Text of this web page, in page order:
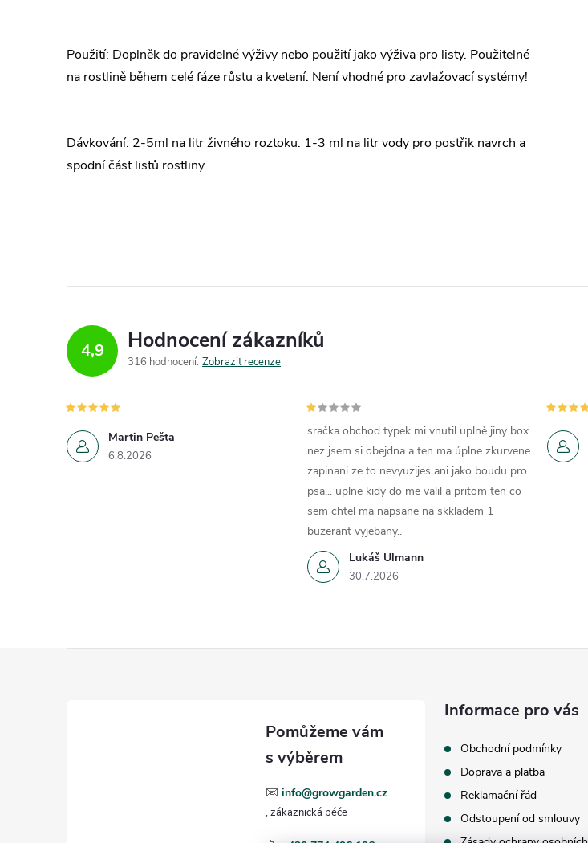
Použití: Doplněk do pravidelné výživy nebo použití jako výživa pro listy. Použitelné
na rostlině během celé fáze růstu a kvetení. Není vhodné pro zavlažovací systémy!
Dávkování: 2-5ml na litr živného roztoku. 1-3 ml na litr vody pro postřik navrch a
spodní část listů rostliny.
4,9 Hodnocení zákazníků
316 hodnocení Zobrazit recenze
Martin Pešta
6.8.2026
Lukáš Ulmann
30.7.2026
sračka obchod typek mi vnutil uplně jiny box
nez jsem si obejdna a ten ma úplne zkurvene
zapinani ze to nevyuzijes ani jako boudu pro
psa... uplne kidy do me valil a pritom ten co
sem chtel ma napsane na skkladem 1
buzerant vyjebany..
📧 info@growgarden.cz
Informace pro vás
Obchodní podmínky
Doprava a platba
Reklamační řád
Odstoupení od smlouvy